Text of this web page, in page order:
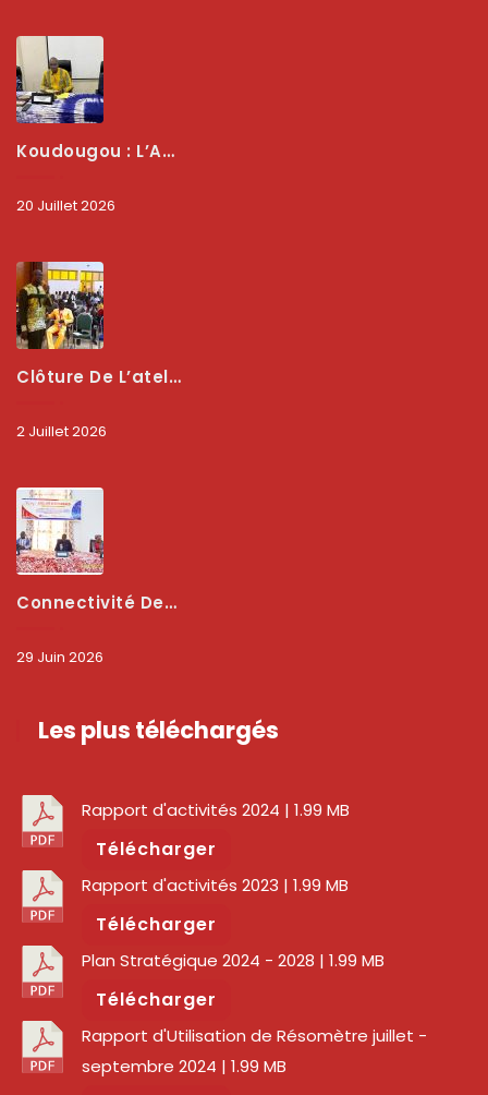
Koudougou : L’ARCEP Renforce Le Dialogue Avec Les Associations De Consommateurs Pour Mieux Protéger Les Usagers
20 Juillet 2026
Clôture De L’atelier National : L’ARCEP Et Les Collectivités Territoriales Consolident Leur Partenariat Pour Booster La Qualité Des Services Numériques
2 Juillet 2026
Connectivité Des Territoires : L’ARCEP Et Les Collectivités Territoriales Scellent Un Pacte Stratégique À Bobo-Dioulasso Pour Booster La Qualité Des Réseaux
29 Juin 2026
Les plus téléchargés
Rapport d'activités 2024 | 1.99 MB
Télécharger
Rapport d'activités 2023 | 1.99 MB
Télécharger
Plan Stratégique 2024 - 2028 | 1.99 MB
Télécharger
Rapport d'Utilisation de Résomètre juillet -
septembre 2024 | 1.99 MB